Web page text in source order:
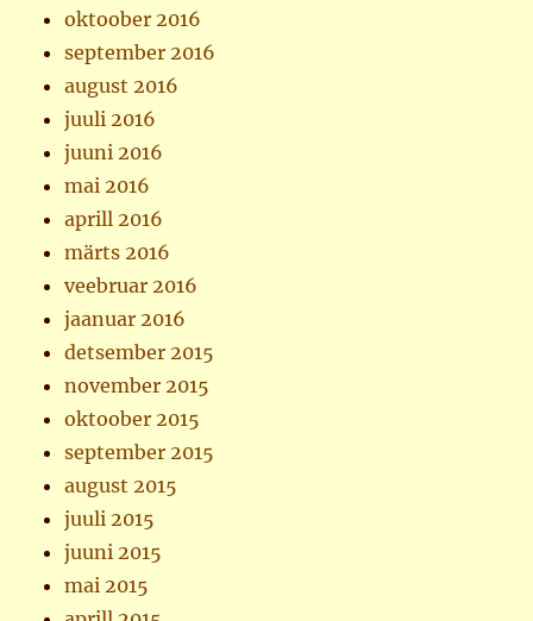
oktoober 2016
september 2016
august 2016
juuli 2016
juuni 2016
mai 2016
aprill 2016
märts 2016
veebruar 2016
jaanuar 2016
detsember 2015
november 2015
oktoober 2015
september 2015
august 2015
juuli 2015
juuni 2015
mai 2015